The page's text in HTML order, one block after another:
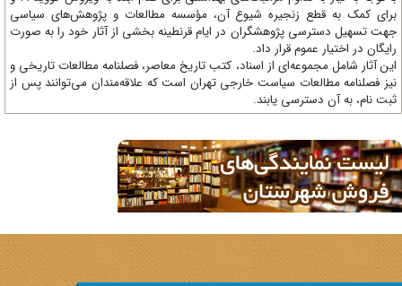
کمک به قطع زنجیره شیوع آن، مؤسسه مطالعات و پژوهش‌های سیاسی
تسهیل دسترسی پژوهشگران در ایام قرنطینه بخشی از آثار خود را به صورت
در اختیار عموم قرار داد.
آثار شامل مجموعه‌ای از اسناد، کتب تاریخ معاصر، فصلنامه‌ مطالعات تاریخی و
فصلنامه مطالعات سیاست خارجی تهران است که علاقه‌مندان می‌توانند پس از
نام، به آن دسترسی یابند.